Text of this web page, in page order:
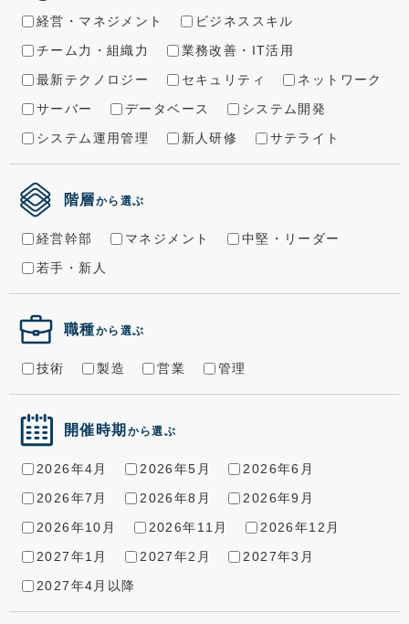
経営・マネジメント
ビジネススキル
チーム力・組織力
業務改善・IT活用
最新テクノロジー
セキュリティ
ネットワーク
サーバー
データベース
システム開発
システム運用管理
新人研修 サテライト
階層から選ぶ
経営幹部 マネジメント
中堅・リーダー
若手・新人
職種から選ぶ
技術 製造 営業 管理
開催時期 から選ぶ
2026年4月 2026年5月
2026年6月
2026年7月
2026年8月
2026年9月
2026年10月
2026年11月
2026年12月
2027年1月
2027年2月
2027年3月
2027年4月以降